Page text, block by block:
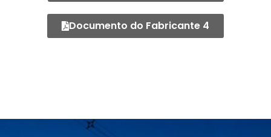
Documento do Fabricante 4